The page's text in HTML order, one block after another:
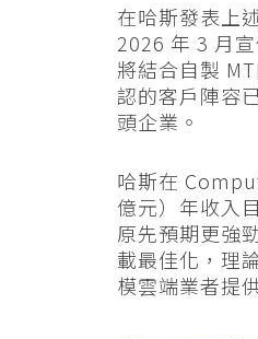
在哈斯發表上
2026 年 3 月
將結合自製
認的客戶陣容
頭企業。
哈斯在
億元）年收入
原先預期更強
載最佳化，理
模雲端業者提